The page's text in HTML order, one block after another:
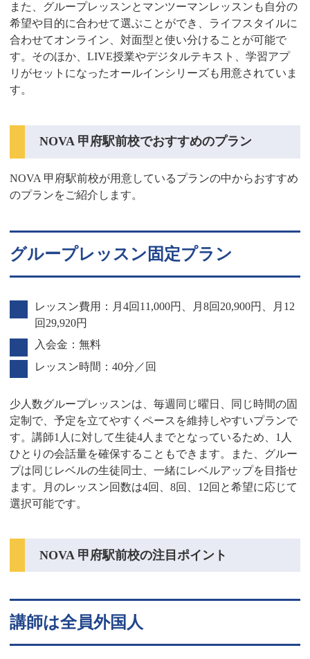
また、グループレッスンとマンツーマンレッスンも自分の
希望や目的に合わせて選ぶことができ、ライフスタイルに
合わせてオンライン、対面型と使い分けることが可能で
す。そのほか、LIVE授業やデジタルテキスト、学習アプ
リがセットになったオールインシリーズも用意されていま
す。
NOVA 甲府駅前校でおすすめのプラン
NOVA 甲府駅前校が用意しているプランの中からおすすめ
のプランをご紹介します。
グループレッスン固定プラン
レッスン費用：月4回11,000円、月8回20,900円、月12
回29,920円
入会金：無料
レッスン時間：40分／回
少人数グループレッスンは、毎週同じ曜日、同じ時間の固
定制で、予定を立てやすくペースを維持しやすいプランで
す。講師1人に対して生徒4人までとなっているため、1人
ひとりの会話量を確保することもできます。また、グルー
プは同じレベルの生徒同士、一緒にレベルアップを目指せ
ます。月のレッスン回数は4回、8回、12回と希望に応じて
選択可能です。
NOVA 甲府駅前校の注目ポイント
講師は全員外国人